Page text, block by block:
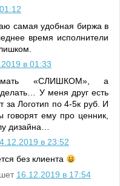
самая удобная биржа в
время исполнители
в 01:33
«СЛИШКОМ», а
У меня друг есть
за Логотип по 4-5к руб. И
говорят ему про ценник,
дизайна…
в 23:52
без клиента
16.12.2019 в 17:54